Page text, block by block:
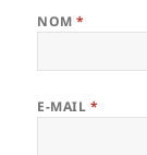
NOM*
E-MAIL *